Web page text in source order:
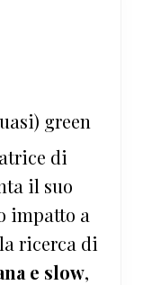
green
di
il suo
impatto a
ricerca di
e slow,